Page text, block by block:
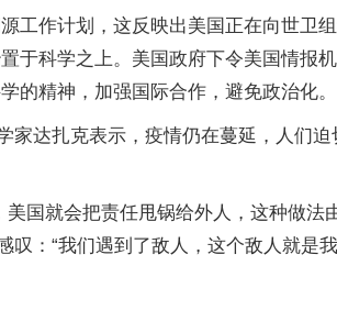
工作计划，这反映出美国正在向世卫
于科学之上。美国政府下令美国情报
的精神，加强国际合作，避免政治化。
达扎克表示，疫情仍在蔓延，人们
国就会把责任甩锅给外人，这种做法
：“我们遇到了敌人，这个敌人就是